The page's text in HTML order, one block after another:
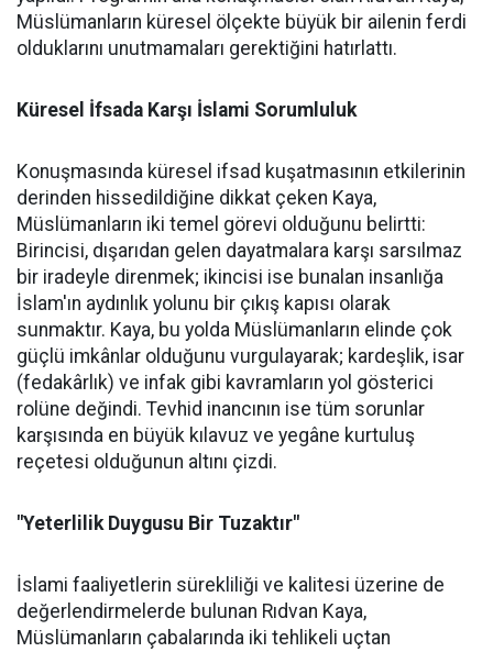
Müslümanların küresel ölçekte büyük bir ailenin ferdi
olduklarını unutmamaları gerektiğini hatırlattı.
Küresel İfsada Karşı İslami Sorumluluk
Konuşmasında küresel ifsad kuşatmasının etkilerinin
derinden hissedildiğine dikkat çeken Kaya,
Müslümanların iki temel görevi olduğunu belirtti:
Birincisi, dışarıdan gelen dayatmalara karşı sarsılmaz
bir iradeyle direnmek; ikincisi ise bunalan insanlığa
İslam'ın aydınlık yolunu bir çıkış kapısı olarak
sunmaktır. Kaya, bu yolda Müslümanların elinde çok
güçlü imkânlar olduğunu vurgulayarak; kardeşlik, isar
(fedakârlık) ve infak gibi kavramların yol gösterici
rolüne değindi. Tevhid inancının ise tüm sorunlar
karşısında en büyük kılavuz ve yegâne kurtuluş
reçetesi olduğunun altını çizdi.
"Yeterlilik Duygusu Bir Tuzaktır"
İslami faaliyetlerin sürekliliği ve kalitesi üzerine de
değerlendirmelerde bulunan Rıdvan Kaya,
Müslümanların çabalarında iki tehlikeli uçtan